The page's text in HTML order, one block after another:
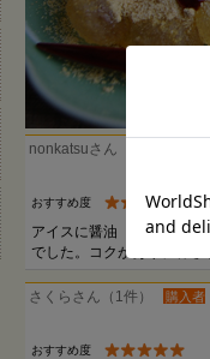
nonkatsuさん（4件）
おすすめ度
アイスに醤油（？）とは
でした。コクがあり、甘さ
さくらさん（1件） 購入者
おすすめ度